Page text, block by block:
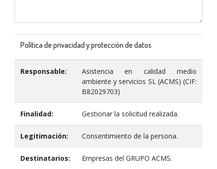
Política de privacidad y protección de datos
Responsable:
Asistencia en calidad medio
ambiente y servicios SL (ACMS) (CIF:
B82029703)
Finalidad: Gestionar la solicitud realizada.
Legitimación: Consentimiento de la persona.
Destinatarios: Empresas del GRUPO ACMS.